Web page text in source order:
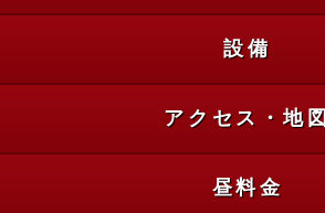
設備
アクセス・地図
昼料金